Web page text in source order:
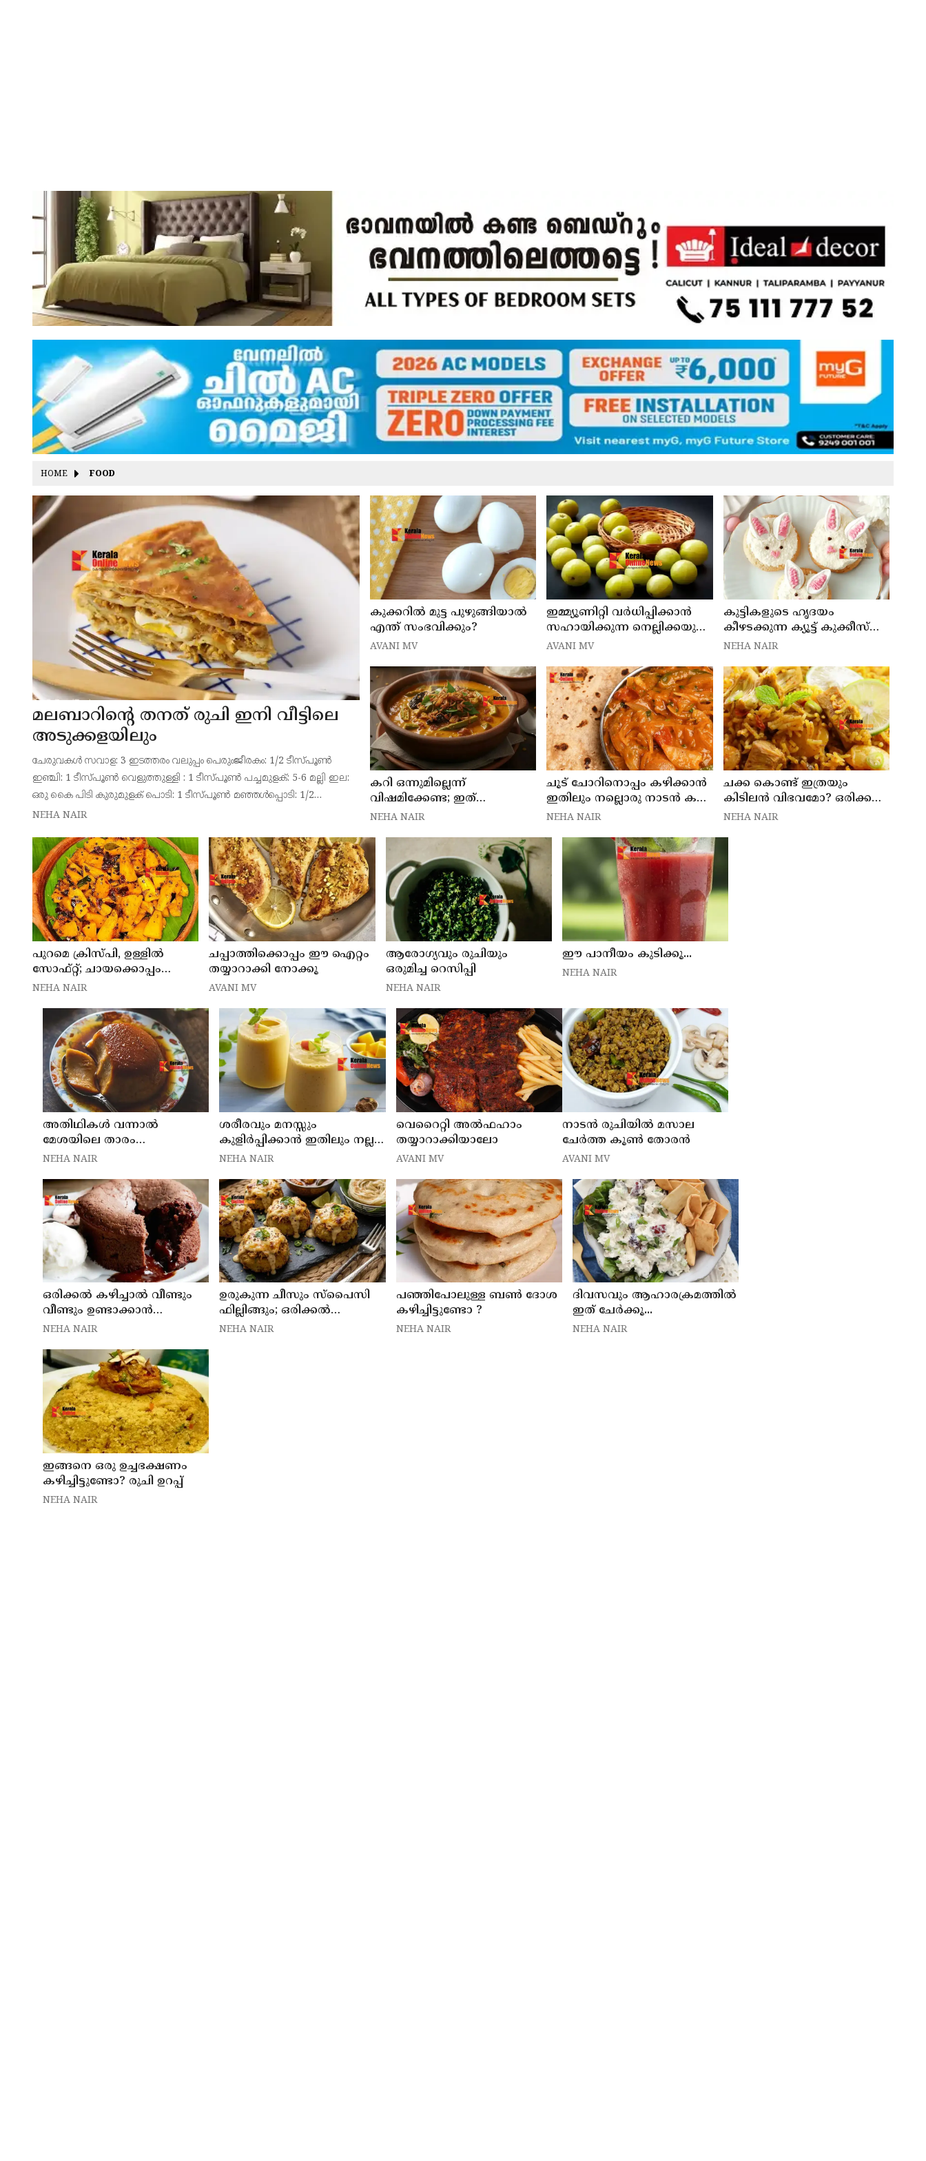
HOME FOOD
മലബാറിന്റെ തനത് രുചി ഇനി വീട്ടിലെ
അടുക്കളയിലും
ചേരുവകൾ സവാള: 3 ഇടത്തരം വലുപ്പം പെരുംജീരകം: 1/2 ടീസ്പൂൺ
ഇഞ്ചി: 1 ടീസ്പൂൺ വെളുത്തുള്ളി : 1 ടീസ്പൂൺ പച്ചമുളക്: 5-6 മല്ലി ഇല:
ഒരു കൈ പിടി കുരുമുളക് പൊടി: 1 ടീസ്പൂൺ മഞ്ഞൾപ്പൊടി: 1/2
ടീസ്പൂൺ ഗരം മസാല: 1/2
NEHA NAIR
കുക്കറിൽ മുട്ട പുഴുങ്ങിയാൽ
എന്ത് സംഭവിക്കും?
AVANI MV
ഇമ്മ്യൂണിറ്റി വർധിപ്പിക്കാൻ
സഹായിക്കുന്ന നെല്ലിക്കയുടെ
ഗുണങ്ങൾ
AVANI MV
കുട്ടികളുടെ ഹൃദയം
കീഴടക്കുന്ന ക്യൂട്ട് കുക്കീസ്
വീട്ടിൽ തന്നെ തയ്യാറാക്കാം
NEHA NAIR
കറി ഒന്നുമില്ലെന്ന്
വിഷമിക്കേണ്ട; ഇത്
ഉണ്ടെങ്കിൽ ഊണ് കിടിലൻ
NEHA NAIR
ചൂട് ചോറിനൊപ്പം കഴിക്കാൻ
ഇതിലും നല്ലൊരു നാടൻ കറി
വേറെയില്ല
NEHA NAIR
ചക്ക കൊണ്ട് ഇത്രയും
കിടിലൻ വിഭവമോ? ഒരിക്കൽ
കഴിച്ചാൽ മറക്കില്ല
NEHA NAIR
പുറമെ ക്രിസ്പി, ഉള്ളിൽ
സോഫ്റ്റ്; ചായക്കൊപ്പം
പൊളിക്കുന്ന നാടൻ സ്നാക്ക്
NEHA NAIR
ചപ്പാത്തിക്കൊപ്പം ഈ ഐറ്റം
തയ്യാറാക്കി നോക്കൂ
AVANI MV
ആരോഗ്യവും രുചിയും
ഒരുമിച്ച റെസിപ്പി
NEHA NAIR
ഈ പാനീയം കുടിക്കൂ...
NEHA NAIR
അതിഥികൾ വന്നാൽ
മേശയിലെ താരം
ഇതായിരിക്കും
NEHA NAIR
ശരീരവും മനസ്സും
കുളിർപ്പിക്കാൻ ഇതിലും നല്ലത്
വേറെയില്ല
NEHA NAIR
വെറൈറ്റി അൽഫഹാം
തയ്യാറാക്കിയാലോ
AVANI MV
നാടൻ രുചിയിൽ മസാല
ചേർത്ത കൂൺ തോരൻ
AVANI MV
ഒരിക്കൽ കഴിച്ചാൽ വീണ്ടും
വീണ്ടും ഉണ്ടാക്കാൻ
തോന്നുന്ന മധുരവിഭവം
NEHA NAIR
ഉരുകുന്ന ചീസും സ്പൈസി
ഫില്ലിങ്ങും; ഒരിക്കൽ
കഴിച്ചാൽ വീണ്ടും ചോദിക്കും
NEHA NAIR
പഞ്ഞിപോലുള്ള ബൺ ദോശ
കഴിച്ചിട്ടുണ്ടോ ?
NEHA NAIR
ദിവസവും ആഹാരക്രമത്തിൽ
ഇത് ചേർക്കൂ...
NEHA NAIR
ഇങ്ങനെ ഒരു ഉച്ചഭക്ഷണം
കഴിച്ചിട്ടുണ്ടോ? രുചി ഉറപ്പ്
NEHA NAIR